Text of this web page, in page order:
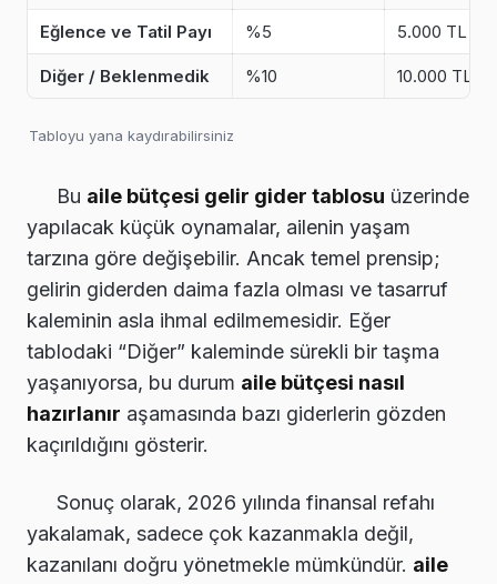
Eğlence ve Tatil Payı %5 5.000 TL
Diğer / Beklenmedik %10 10.000 TL
Tabloyu yana kaydırabilirsiniz
Bu aile bütçesi gelir gider tablosu üzerinde
yapılacak küçük oynamalar, ailenin yaşam
tarzına göre değişebilir. Ancak temel prensip;
gelirin giderden daima fazla olması ve tasarruf
kaleminin asla ihmal edilmemesidir. Eğer
tablodaki “Diğer” kaleminde sürekli bir taşma
yaşanıyorsa, bu durum aile bütçesi nasıl
hazırlanır aşamasında bazı giderlerin gözden
kaçırıldığını gösterir.
Sonuç olarak, 2026 yılında finansal refahı
yakalamak, sadece çok kazanmakla değil,
kazanılanı doğru yönetmekle mümkündür. aile